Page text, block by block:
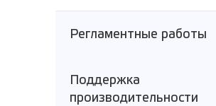
Регламентные работы
Поддержка
производительности